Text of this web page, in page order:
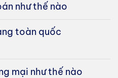
như thế nào
toàn quốc
mại như thế nào